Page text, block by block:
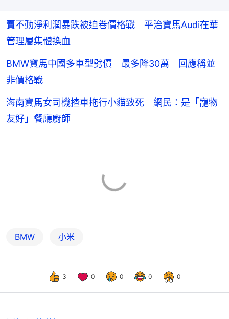
賣不動淨利潤暴跌被迫卷價格戰 平治寶馬Audi在華
管理層集體換血
BMW寶馬中國多車型劈價 最多降30萬 回應稱並
非價格戰
海南寶馬女司機揸車拖行小貓致死 網民：是「寵物
友好」餐廳廚師
BMW 小米
3 0 0 0 0